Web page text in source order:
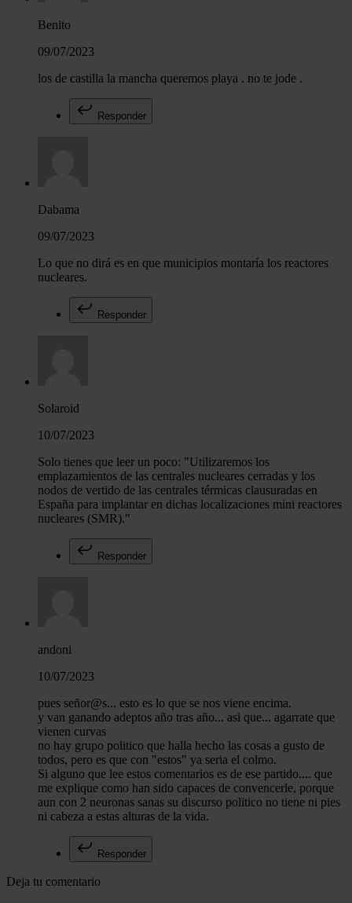
Benito
09/07/2023
los de castilla la mancha queremos playa . no te jode .
Responder
Dabama
09/07/2023
Lo que no dirá es en que municipios montaría los reactores
nucleares.
Responder
Solaroid
10/07/2023
Solo tienes que leer un poco: "Utilizaremos los
emplazamientos de las centrales nucleares cerradas y los
nodos de vertido de las centrales térmicas clausuradas en
España para implantar en dichas localizaciones mini reactores
nucleares (SMR)."
Responder
andoni
10/07/2023
pues señor@s... esto es lo que se nos viene encima.
y van ganando adeptos año tras año... asi que... agarrate que
vienen curvas
no hay grupo politico que halla hecho las cosas a gusto de
todos, pero es que con "estos" ya seria el colmo.
Si alguno que lee estos comentarios es de ese partido.... que
me explique como han sido capaces de convencerle, porque
aun con 2 neuronas sanas su discurso politico no tiene ni pies
ni cabeza a estas alturas de la vida.
Responder
Deja tu comentario